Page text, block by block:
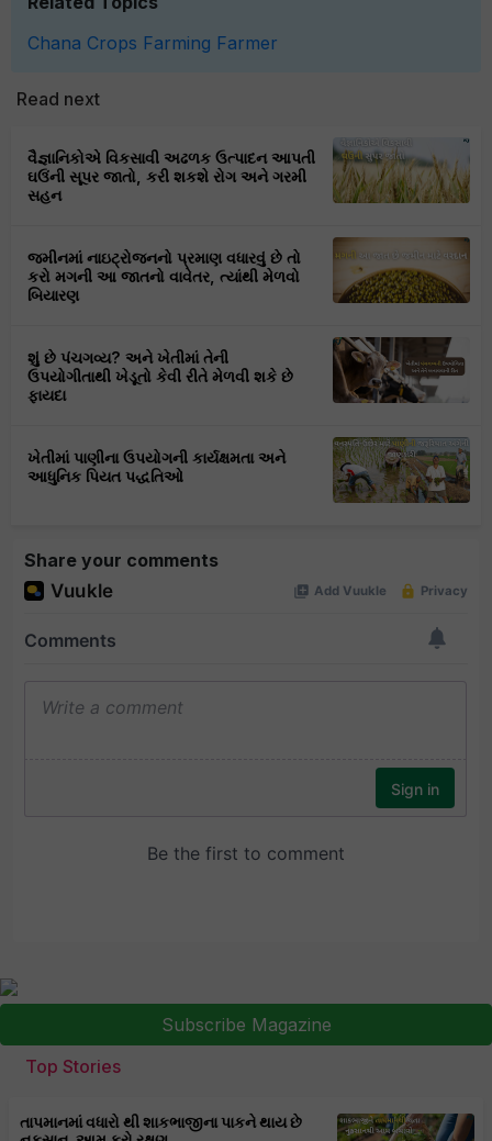
Chana Crops Farming Farmer
Read next
વૈજ્ઞાનિકોએ વિકસાવી અઢળક ઉત્પાદન આપતી
ઘઉંની સૂપર જાતો, કરી શકશે રોગ અને ગરમી
સહન
જમીનમાં નાઇટ્રોજનનો પ્રમાણ વધારવું છે તો
કરો મગની આ જાતનો વાવેતર, ત્યાંથી મેળવો
બિયારણ
શું છે પંચગવ્ય? અને ખેતીમાં તેની
ઉપયોગીતાથી ખેડૂતો કેવી રીતે મેળવી શકે છે
ફાયદા
ખેતીમાં પાણીના ઉપયોગની કાર્યક્ષમતા અને
આધુનિક પિયત પદ્ધતિઓ
Share your comments
Subscribe Magazine
Top Stories
તાપમાનમાં વધારો થી શાકભાજીના પાકને થાય છે